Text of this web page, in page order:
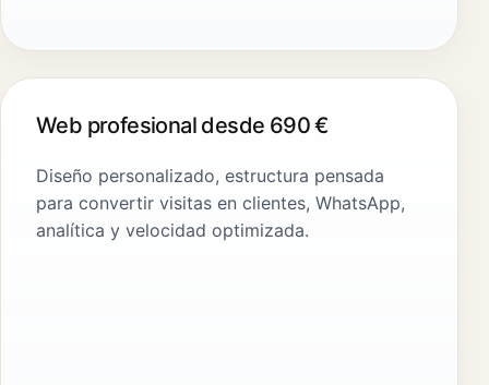
Web profesional desde 690 €
Diseño personalizado, estructura pensada
para convertir visitas en clientes, WhatsApp,
analítica y velocidad optimizada.